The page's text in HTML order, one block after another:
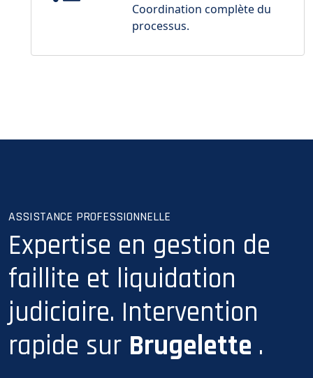
Coordination complète du
processus.
ASSISTANCE PROFESSIONNELLE
Expertise en gestion de
faillite et liquidation
judiciaire. Intervention
rapide sur Brugelette .